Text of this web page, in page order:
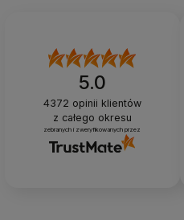
5.0
4372 opinii klientów
z całego okresu
zebranych i zweryfikowanych przez